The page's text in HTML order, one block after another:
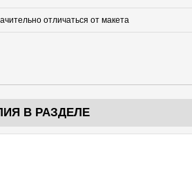
отличаться от макета
В РАЗДЕЛЕ